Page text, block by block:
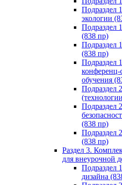
Подраздел
экологии
Подраздел
(838 пр)
Подраздел
(838 пр)
Подраздел
конференц-
обучения
Подраздел
Подраздел
(838 пр)
Подраздел
(838 пр)
Раздел 3.
для внеурочной
Подраздел
дизайна